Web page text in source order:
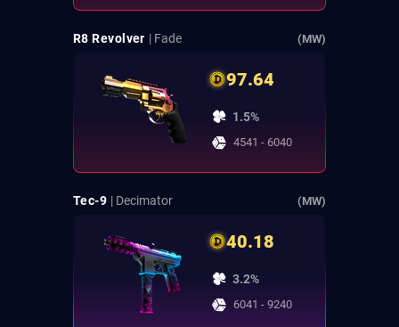
R8 Revolver | Fade (MW)
97.64
1.5%
4541 - 6040
Tec-9 | Decimator (MW)
40.18
3.2%
6041 - 9240